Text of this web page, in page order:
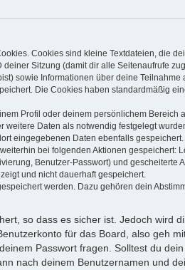
Cookies sind kleine Textdateien, die
Sitzung (damit dir alle Seitenaufrufe
sowie Informationen über deine
Die Cookies haben standardmäßig
Profil oder deinem persönlichem
Daten als notwendig festgelegt
eingegebenen Daten ebenfalls
bei folgenden Aktionen gespeichert:
Benutzer-Passwort) und
und nicht dauerhaft gespeichert.
werden. Dazu gehören dein
so dass es sicher ist. Jedoch wird
für das Board, also geh
Passwort fragen. Solltest du
nach deinem Benutzernamen und